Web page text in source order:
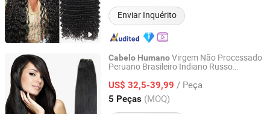
Enviar Inquérito
Cabelo HumanoVirgem Não Processado
Peruano Brasileiro Indiano Russo
US$ 32,5-39,99 / Peça
5 Peças (MOQ)
Xuchang BeautyHair Fashion Co., Ltd.
Henan, China Desde 2004